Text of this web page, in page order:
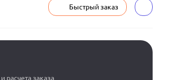
Быстрый заказ
расчета заказа